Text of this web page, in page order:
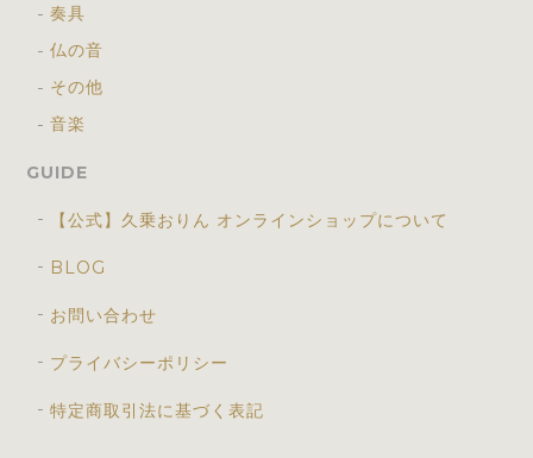
奏具
仏の音
その他
音楽
GUIDE
【公式】久乗おりん オンラインショップについて
BLOG
お問い合わせ
プライバシーポリシー
特定商取引法に基づく表記